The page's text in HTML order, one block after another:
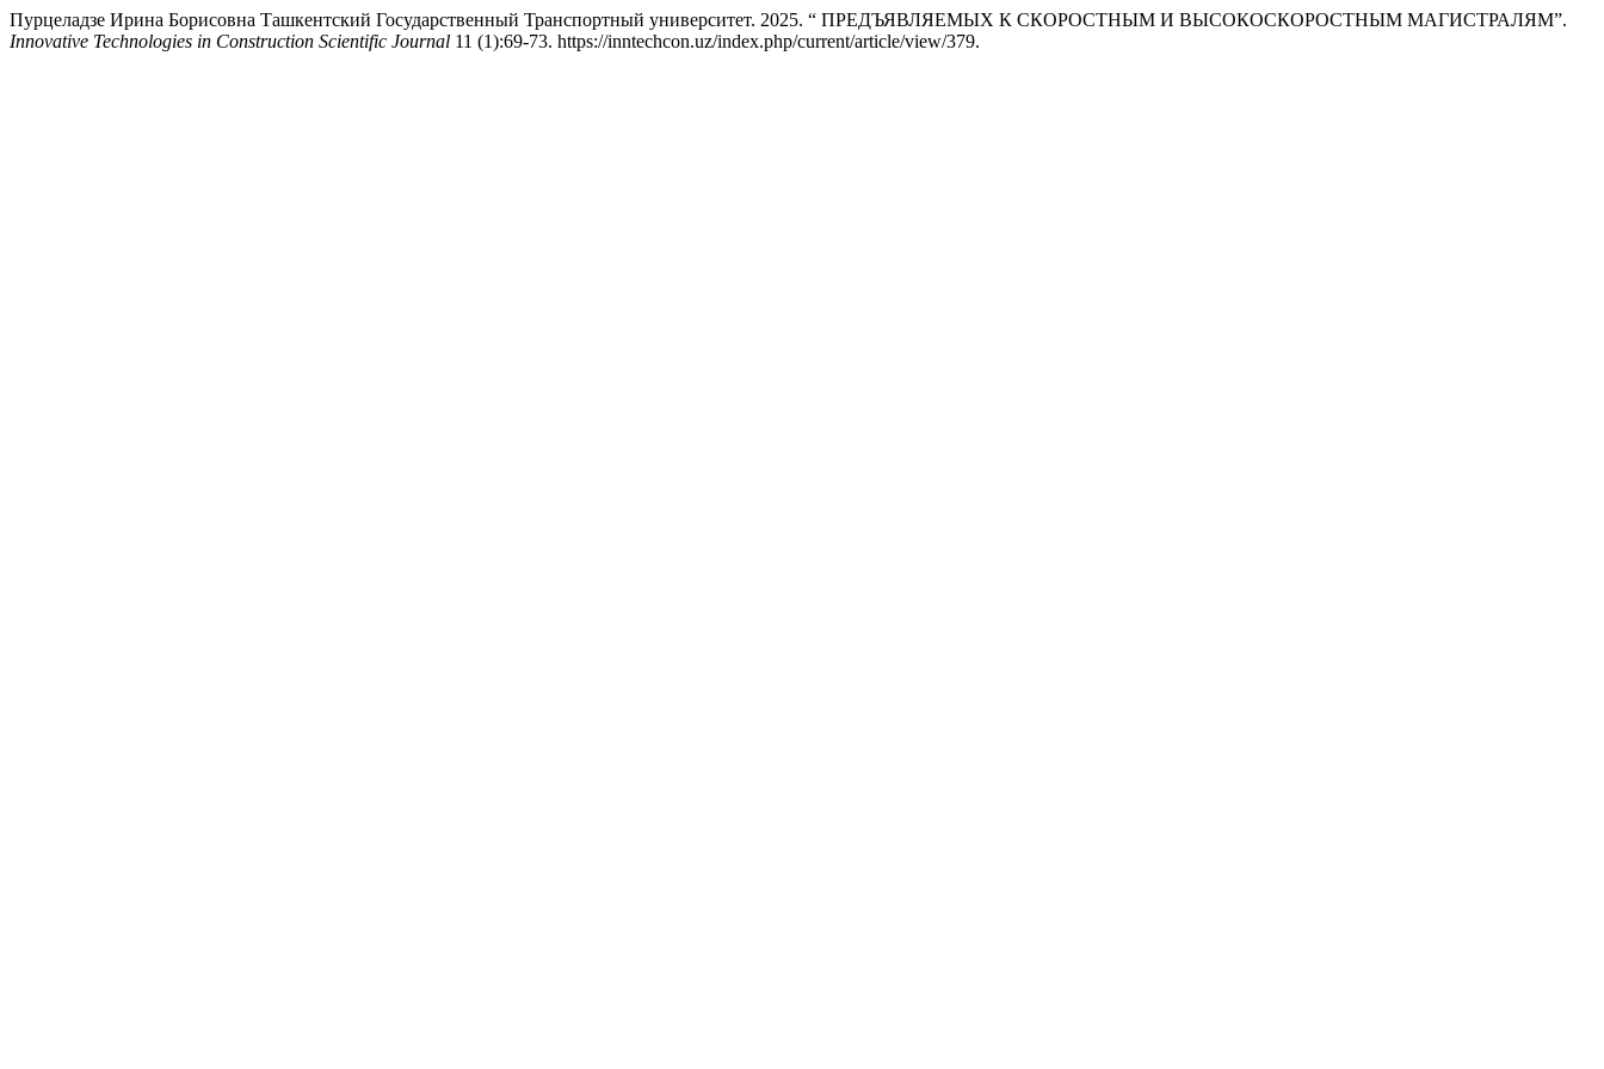
Пурцеладзе Ирина Борисовна Ташкентский Государственный Транспортный университет. 2025. “ ПРЕДЪЯВЛЯЕМЫХ К СКОРОСТНЫМ И ВЫСОКОСКОРОСТНЫМ МАГИСТРАЛЯМ”.
Innovative Technologies in Construction Scientific Journal 11 (1):69-73. https://inntechcon.uz/index.php/current/article/view/379.